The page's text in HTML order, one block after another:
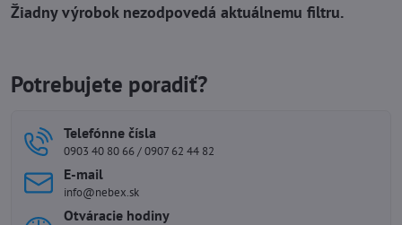
Potrebujete poradiť?
Telefónne čísla
0903 40 80 66 / 0907 62 44 82
E-mail
info@nebex.sk
Otváracie hodiny